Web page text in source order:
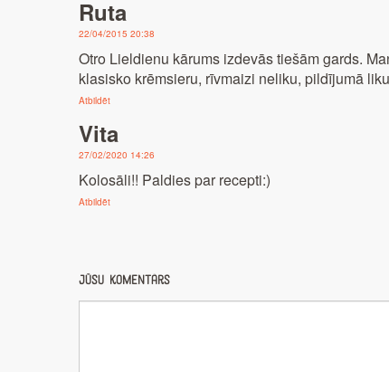
Ruta
22/04/2015 20:38
Otro Lieldienu kārums izdevās tiešām gards.
klasisko krēmsieru, rīvmaizi neliku, pildījumā
Atbildēt
Vita
27/02/2020 14:26
Kolosāli!! Paldies par recepti:)
Atbildēt
Jūsu komentārs